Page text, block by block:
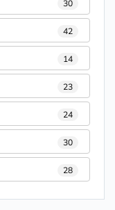
30
42
14
23
24
30
28